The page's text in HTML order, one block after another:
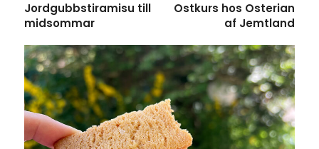
Jordgubbstiramisu till
midsommar
Ostkurs hos Osterian
af Jemtland